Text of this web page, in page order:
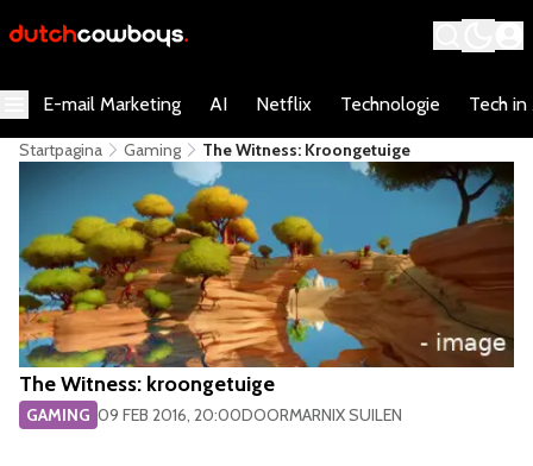
E-mail Marketing AI Netflix Technologie Tech in
Startpagina Gaming The Witness: Kroongetuige
The Witness: kroongetuige
GAMING 09 FEB 2016, 20:00DOORMARNIX SUILEN